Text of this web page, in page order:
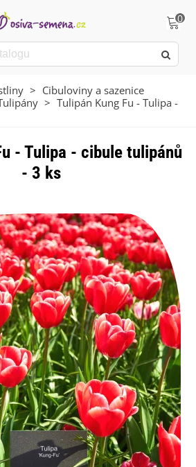
0
> Cibuloviny a sazenice
> Tulipán Kung Fu - Tulipa -
- Tulipa - cibule tulipánů
- 3 ks